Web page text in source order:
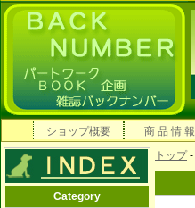
ショップ概要 商 品 情 報
Category
トップ-